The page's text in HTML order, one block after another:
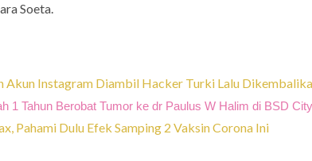
Soeta.
Akun Instagram Diambil Hacker Turki Lalu
1 Tahun Berobat Tumor ke dr Paulus W Halim di BSD City
Pahami Dulu Efek Samping 2 Vaksin Corona Ini